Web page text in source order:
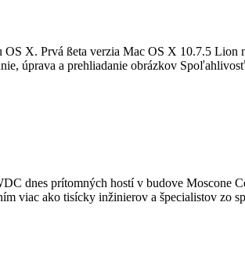
X. Prvá ßeta verzia Mac OS X 10.7.5 Lion
úprava a prehliadanie obrázkov
dnes prítomných hostí v budove Moscone
viac ako tisícky inžinierov a špecialistov zo